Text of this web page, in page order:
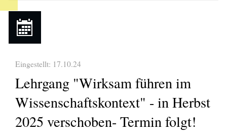
Eingestellt: 17.10.24
Lehrgang "Wirksam führen im
Wissenschaftskontext" - in Herbst
2025 verschoben- Termin folgt!